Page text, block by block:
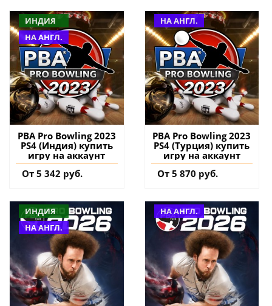
ИНДИЯ
НА АНГЛ.
PBA Pro Bowling 2023
PS4 (Индия) купить
игру на аккаунт
От 5 342 руб.
НА АНГЛ.
PBA Pro Bowling 2023
PS4 (Турция) купить
игру на аккаунт
От 5 870 руб.
ИНДИЯ
НА АНГЛ.
НА АНГЛ.